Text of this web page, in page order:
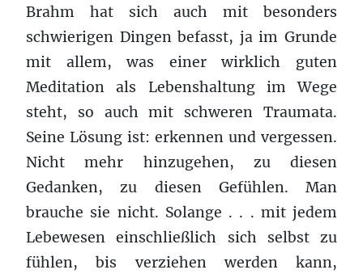
Brahm hat sich auch mit besonders
schwierigen Dingen befasst, ja im Grunde
mit allem, was einer wirklich guten
Meditation als Lebenshaltung im Wege
steht, so auch mit schweren Traumata.
Seine Lösung ist: erkennen und vergessen.
Nicht mehr hinzugehen, zu diesen
Gedanken, zu diesen Gefühlen. Man
brauche sie nicht. Solange . . . mit jedem
Lebewesen einschließlich sich selbst zu
fühlen, bis verziehen werden kann,